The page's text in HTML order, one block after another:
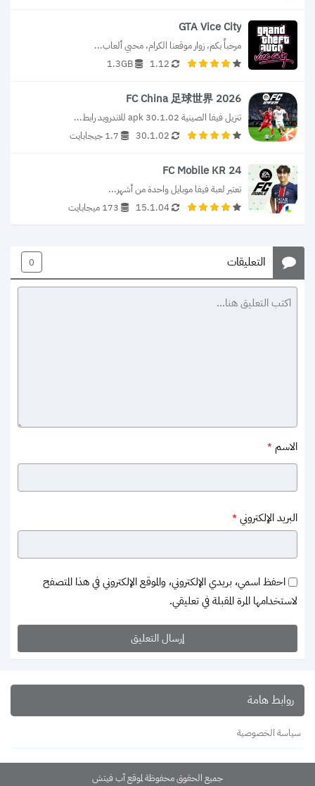
GTA Vice City
مرحباً بكم، زوار موقعنا الكرام، محبي ألعاب...
1.12
1.3GB
FC China 足球世界 2026
تنزيل فيفا الصينية 30.1.02 apk للاندرويد رابط...
30.1.02
1.7 جيجابايت
FC Mobile KR 24
تعتبر لعبة فيفا موبايل واحدة من أشهر...
15.1.04
173 ميجابايت
التعليقات 0
الاسم *
البريد الإلكتروني *
احفظ اسمي، بريدي الإلكتروني، والموقع الإلكتروني في هذا المتصفح
لاستخدامها المرة المقبلة في تعليقي.
روابط هامة
سياسة الخصوصية
جميع الحقوق محفوظة لموقع آب فيتش